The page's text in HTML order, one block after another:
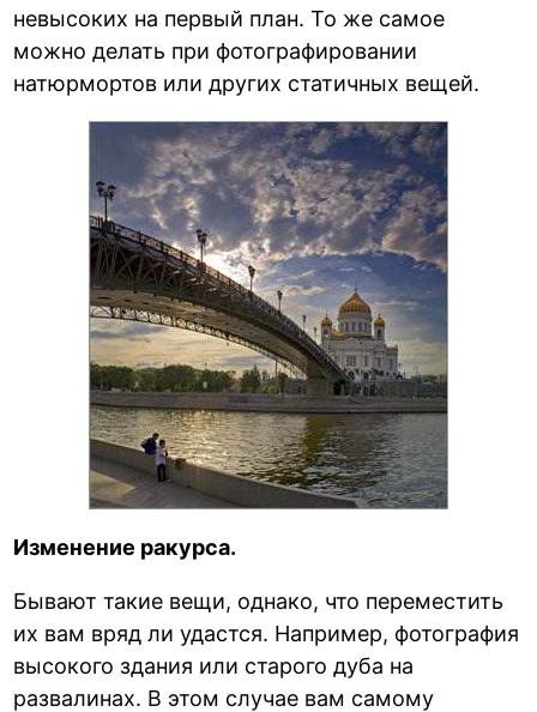
невысоких на первый план. То же самое
можно делать при фотографировании
натюрмортов или других статичных вещей.
Изменение ракурса.
Бывают такие вещи, однако, что переместить
их вам вряд ли удастся. Например, фотография
высокого здания или старого дуба на
развалинах. В этом случае вам самому